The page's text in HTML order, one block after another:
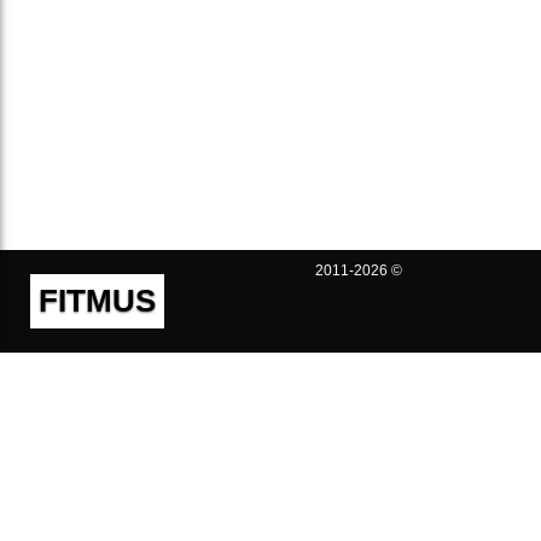
FITMUS
2011-2026 ©